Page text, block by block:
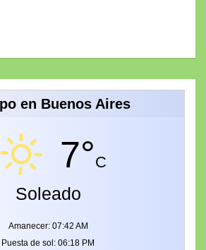
en Buenos Aires
7°C
Soleado
Amanecer: 07:42 AM
Puesta de sol: 06:18 PM